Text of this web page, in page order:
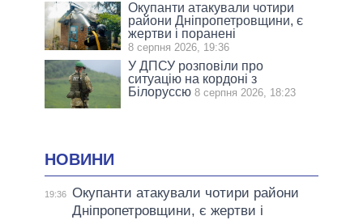
Окупанти атакували чотири
райони Дніпропетровщини, є
жертви і поранені
8 серпня 2026, 19:36
У ДПСУ розповіли про
ситуацію на кордоні з
Білоруссю 8 серпня 2026, 18:23
НОВИНИ
19:36 Окупанти атакували чотири райони
Дніпропетровщини, є жертви і